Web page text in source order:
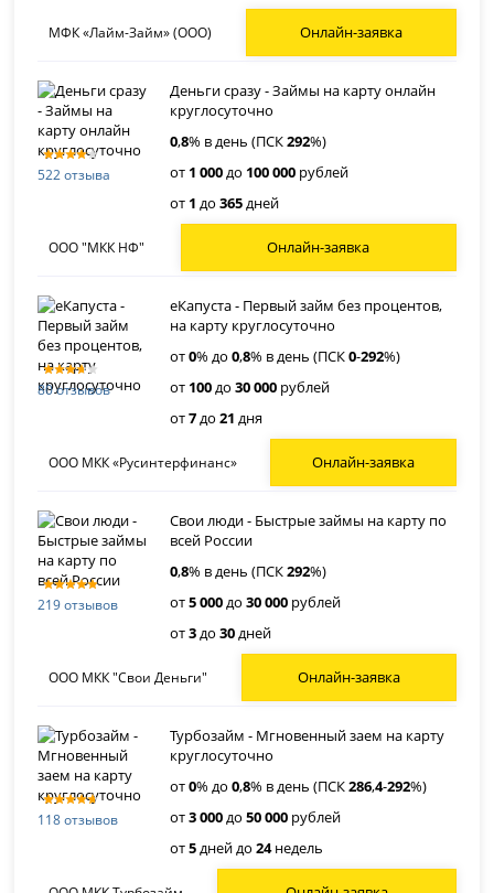
МФК «Лайм-Займ» (ООО) Онлайн-заявка
522 отзыва
Деньги сразу - Займы на карту онлайн
круглосуточно
0,8% в день (ПСК292%)
от 1 000до 100 000 рублей
от 1 до365дней
ООО "МКК НФ" Онлайн-заявка
80 отзывов
еКапуста - Первый займ без процентов,
на карту круглосуточно
от0% до0,8% в день (ПСК0-292%)
от 100до30 000 рублей
от7до21 дня
ООО МКК «Русинтерфинанс» Онлайн-заявка
219 отзывов
Свои люди - Быстрые займы на карту по
всей России
0,8% в день (ПСК292%)
от5 000до30 000 рублей
от3до30дней
ООО МКК "Свои Деньги" Онлайн-заявка
118 отзывов
Турбозайм - Мгновенный заем на карту
круглосуточно
от0% до0,8% в день (ПСК286,4-292%)
от3 000до50 000 рублей
от5дней до24недель